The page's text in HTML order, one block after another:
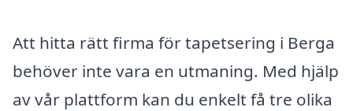
Att hitta rätt firma för tapetsering i Berga
behöver inte vara en utmaning. Med hjälp
av vår plattform kan du enkelt få tre olika